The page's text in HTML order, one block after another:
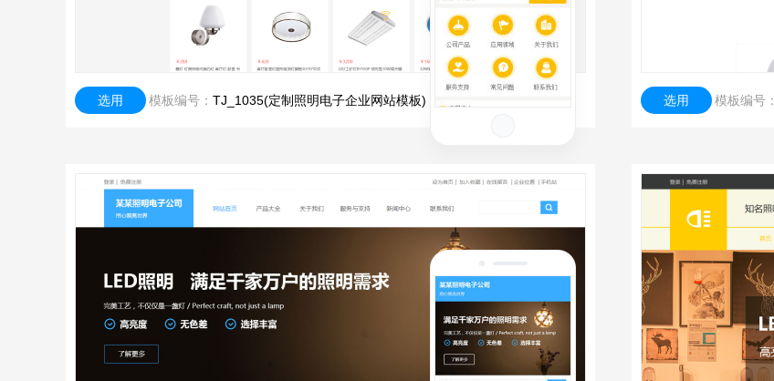
选用 模板编号： TJ_1035(定制照明电子企业网站模板) 选用 模板编号：